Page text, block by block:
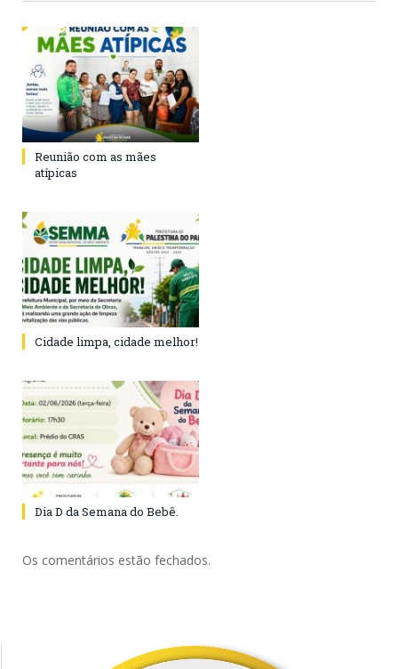
Reunião com as mães
atípicas
Cidade limpa, cidade melhor!
Dia D da Semana do Bebê.
Os comentários estão fechados.